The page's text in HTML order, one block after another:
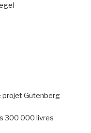
projet Gutenberg
300 000 livres